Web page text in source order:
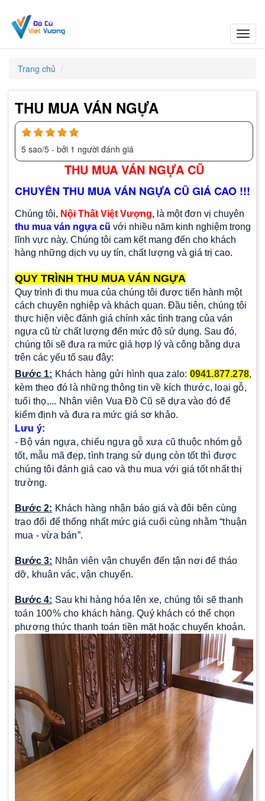
Trang chủ
THU MUA VÁN NGỰA
5 sao/5 - bởi 1 người đánh giá
THU MUA VÁN NGỰA CŨ
CHUYÊN THU MUA VÁN NGỰA CŨ GIÁ CAO !!!
Chúng tôi, Nội Thất Việt Vượng, là một đơn vị chuyên
thu mua ván ngựa cũ với nhiều năm kinh nghiệm trong
lĩnh vực này. Chúng tôi cam kết mang đến cho khách
hàng những dịch vụ uy tín, chất lượng và giá trị cao.
QUY TRÌNH THU MUA VÁN NGỰA
Quy trình đi thu mua của chúng tôi được tiến hành một
cách chuyên nghiệp và khách quan. Đầu tiên, chúng tôi
thực hiện việc đánh giá chính xác tình trạng của ván
ngựa cũ từ chất lượng đến mức độ sử dụng. Sau đó,
chúng tôi sẽ đưa ra mức giá hợp lý và công bằng dựa
trên các yếu tố sau đây:
Bước 1: Khách hàng gửi hình qua zalo: 0941.877.278,
kèm theo đó là những thông tin về kích thước, loại gỗ,
tuổi thọ,... Nhân viên Vua Đồ Cũ sẽ dựa vào đó để
kiểm định và đưa ra mức giá sơ khảo.
Lưu ý:
- Bộ ván ngựa, chiếu ngựa gỗ xưa cũ thuộc nhóm gỗ
tốt, mẫu mã đẹp, tình trạng sử dụng còn tốt thì được
chúng tôi đánh giá cao và thu mua với giá tốt nhất thị
trường.
Bước 2: Khách hàng nhận báo giá và đôi bên cùng
trao đổi để thống nhất mức giá cuối cùng nhằm “thuận
mua - vừa bán”.
Bước 3: Nhân viên vận chuyển đến tận nơi để tháo
dỡ, khuân vác, vận chuyển.
Bước 4: Sau khi hàng hóa lên xe, chúng tôi sẽ thanh
toán 100% cho khách hàng. Quý khách có thể chọn
phương thức thanh toán tiền mặt hoặc chuyển khoản.